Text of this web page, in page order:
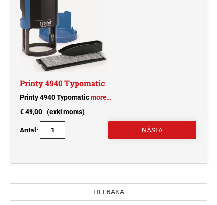
Printy 4940 Typomatic
Printy 4940 Typomaticmore…
€ 49,00
(exkl moms)
Antal:
TILLBAKA